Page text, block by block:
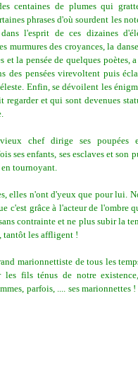
centaines de plumes qui
phrases d'où sourdent les
l'esprit de ces dizaines
murmures des croyances, la
et la pensée de quelques poètes,
des pensées virevoltent puis
Enfin, se dévoilent les
regarder et qui sont devenues
chef dirige ses poupées
ses enfants, ses esclaves et son
en tournoyant.
elles n'ont d'yeux que pour lui.
c'est grâce à l'acteur de l'ombre
contrainte et ne plus subir la
tantôt les affligent !
marionnettiste de tous les
les fils ténus de notre
parfois, .... ses marionnettes !